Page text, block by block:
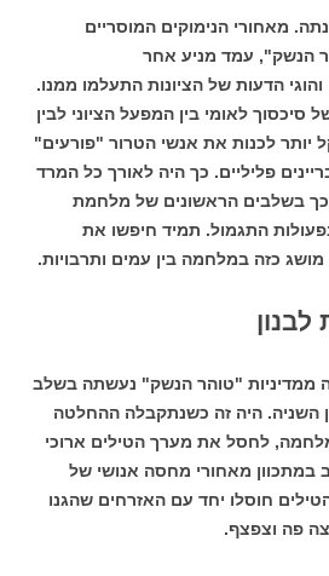
מאחורי הנימוקים המוסריים
הנשק", עמד מניע אחר
הדעות של הציונות התעלמו ממנו.
סיכסוך לאומי בין המפעל הציוני לבין
יותר לכנות את אנשי הטרור "פורעים"
פליליים. כך היה לאורך כל המרד
בשלבים הראשונים של מלחמת
התגמול. תמיד חיפשו את
כזה במלחמה בין עמים ותרבויות.
ממדיניות "טוהר הנשק" נעשתה בשלב
השניה. היה זה כשנתקבלה ההחלטה
לחסל את מערך הטילים ארוכי
במתכוון מאחורי מחסה אנושי של
חוסלו יחד עם האזרחים שהגנו
פה וצפצף.